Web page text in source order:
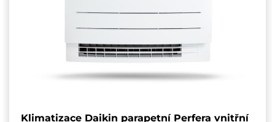
Klimatizace Daikin parapetní Perfera vnitřní